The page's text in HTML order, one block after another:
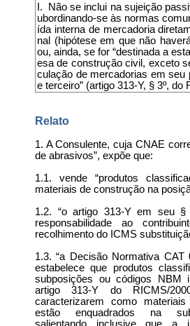
I. Não se inclui na sujeição
ubordinando-se às normas
ída interna de mercadoria
nal (hipótese em que não
ou, ainda, se for “destinada a
esa de construção civil, exceto
culação de mercadorias em seu
e terceiro” (artigo 313-Y, § 3º, do
Relato
1. A Consulente, cuja CNAE
de abrasivos”, expõe que:
1.1. vende “produtos
materiais de construção na
1.2. “o artigo 313-Y em seu
responsabilidade ao
recolhimento do ICMS
1.3. “a Decisão Normativa CAT
estabelece que produtos
subposições ou códigos NBM
artigo 313-Y do RICMS/
caracterizarem como
estão enquadrados na